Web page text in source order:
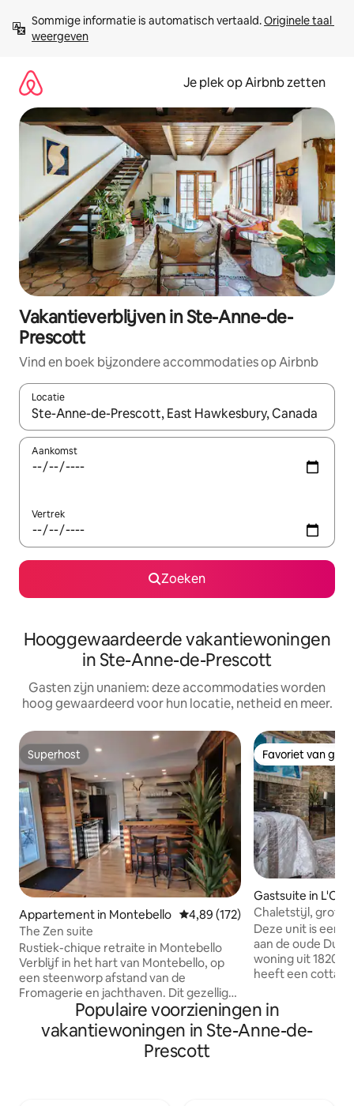
direct
naar
Sommige informatie is automatisch vertaald. Originele taal
weergeven
Je plek op Airbnb zetten
Vakantieverblijven in Ste-Anne-de-
Prescott
Vind en boek bijzondere accommodaties op Airbnb
Locatie
Wanneer er resultaten beschikbaar zijn, maak je een keuze
Aankomst
Vertrek
Zoeken
Hooggewaardeerde vakantiewoningen
in Ste-Anne-de-Prescott
Gasten zijn unaniem: deze accommodaties worden
hoog gewaardeerd voor hun locatie, netheid en meer.
Superhost
Superhost
Appartement in Montebello Gemiddelde beoordeling van
4,89 (172)
The Zen suite
Rustiek-chique retraite in Montebello
Verblijf in het hart van Montebello, op
een steenworp afstand van de
Fromagerie en jachthaven. Dit gezellige,
zen-geïnspireerde toevluchtsoord is
perfect voor koppels of vrienden die op
zoek zijn naar comfort en avontuur 🛌
Queensize bed voor twee gasten 🛁
Favoriet van
Favoriet van
Gastsuite in
Chaletstijl, grote
Deze unit is een
aan de oude
woning uit 1820.
heeft een
kitchenette, een
jacuzzi binnen.
Populaire voorzieningen in
vakantiewoningen in Ste-Anne-de-
Prescott